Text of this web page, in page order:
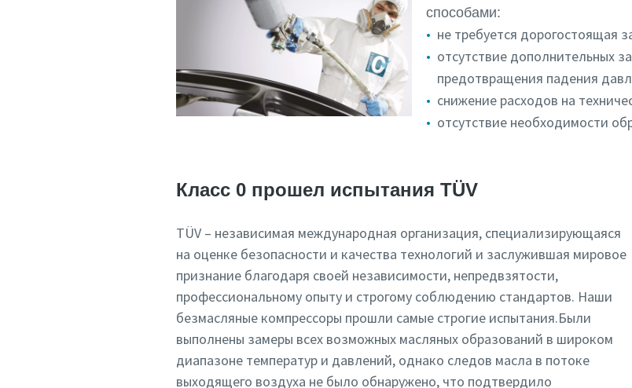
способами:
не требуется дорогостоящая
отсутствие дополнительных
предотвращения падения
снижение расходов на
отсутствие необходимости
Класс 0 прошел испытания TÜV
TÜV – независимая международная организация, специализирующаяся
на оценке безопасности и качества технологий и заслужившая мировое
признание благодаря своей независимости, непредвзятости,
профессиональному опыту и строгому соблюдению стандартов. Наши
безмасляные компрессоры прошли самые строгие испытания.Были
выполнены замеры всех возможных масляных образований в широком
диапазоне температур и давлений, однако следов масла в потоке
выходящего воздуха не было обнаружено, что подтвердило